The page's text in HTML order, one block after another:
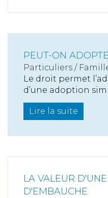
PEUT-ON
Particuliers /
Le droit permet
d’une adoption
Lire la suite
LA VALEUR
D'EMBAUCHE